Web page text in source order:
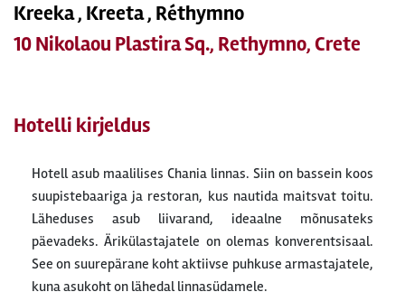
Kreeka , Kreeta , Réthymno
10 Nikolaou Plastira Sq., Rethymno, Crete
Hotelli kirjeldus
Hotell asub maalilises Chania linnas. Siin on bassein koos
suupistebaariga ja restoran, kus nautida maitsvat toitu.
Läheduses asub liivarand, ideaalne mõnusateks
päevadeks. Ärikülastajatele on olemas konverentsisaal.
See on suurepärane koht aktiivse puhkuse armastajatele,
kuna asukoht on lähedal linnasüdamele.